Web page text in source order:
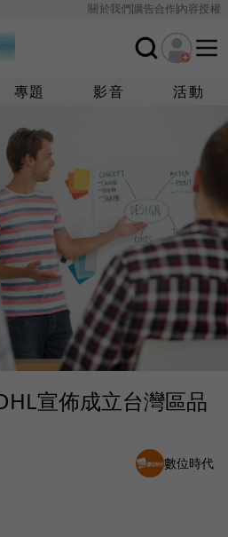
關於我們廣告合作內容授權
專題 影音 活動
宣佈成立台灣區品
數位時代